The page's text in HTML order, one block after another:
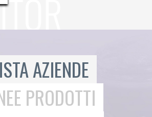
AZIENDE
PRODOTTI